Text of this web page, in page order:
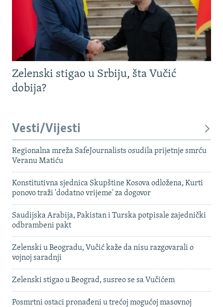
Zelenski stigao u Srbiju, šta Vučić
dobija?
Vesti/Vijesti
Regionalna mreža SafeJournalists osudila prijetnje smrću
Veranu Matiću
Konstitutivna sjednica Skupštine Kosova odložena, Kurti
ponovo traži 'dodatno vrijeme' za dogovor
Saudijska Arabija, Pakistan i Turska potpisale zajednički
odbrambeni pakt
Zelenski u Beogradu, Vučić kaže da nisu razgovarali o
vojnoj saradnji
Zelenski stigao u Beograd, susreo se sa Vučićem
Posmrtni ostaci pronađeni u trećoj mogućoj masovnoj